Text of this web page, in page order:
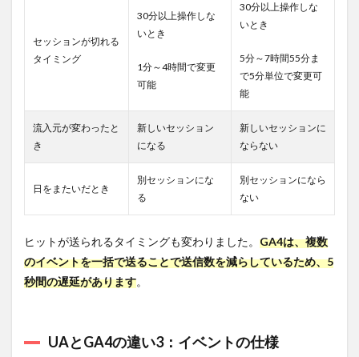
計測
確認
ーサル
ティク
（UA）
測確認
8.2
Googleア
ナリティ
確認方法
セッションが切れる
タイミング
30分以上操作しな
いとき
1分～4時間で変更
可能
30分以上操作しな
いとき
5分～7時間55分ま
で5分単位で変更可
能
流入元が変わったと
き
新しいセッション
になる
新しいセッションに
ならない
日をまたいだとき
別セッションにな
る
別セッションになら
ない
ヒットが送られるタイミングも変わりました。 GA4は、複数
のイベントを一括で送ることで送信数を減らしているため、5
秒間の遅延があります。
UAとGA4の違い3：イベントの仕様